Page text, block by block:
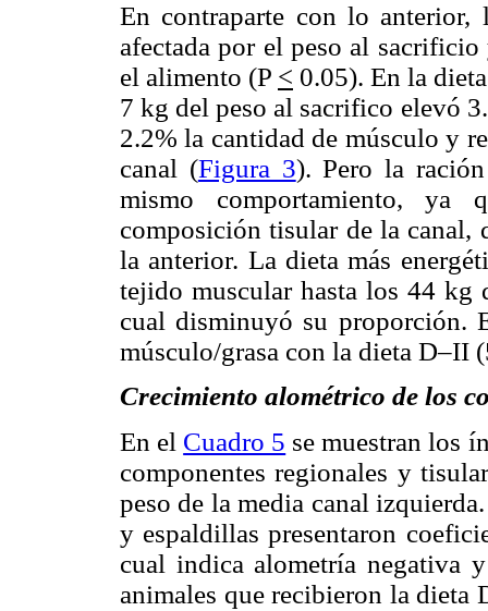
En contraparte con lo
afectada por el peso al
el alimento (P < 0.05). En la
7 kg del peso al sacrifico elevó
2.2% la cantidad de músculo y
canal (Figura 3). Pero la
mismo comportamiento, ya
composición tisular de la canal,
la anterior. La dieta más
tejido muscular hasta los 44 kg
cual disminuyó su proporción.
músculo/grasa con la dieta D–II
Crecimiento alométrico de los
En el Cuadro 5 se muestran los
componentes regionales y
peso de la media canal
y espaldillas presentaron
cual indica alometría negativa
animales que recibieron la dieta